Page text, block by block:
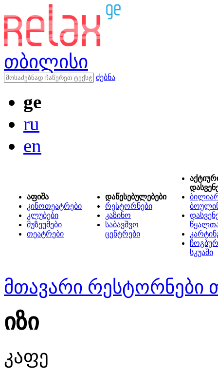
თბილისი
ძებნა
ge
ru
en
აფიშა
კინოთეატრები
კლუბები
მუზეუმები
თეატრები
დაწესებულებები
რესტორნები
კაზინო
საბავშვო
ცენტრები
სკუაში
მთავარი რესტორნები
იზი
კაფე